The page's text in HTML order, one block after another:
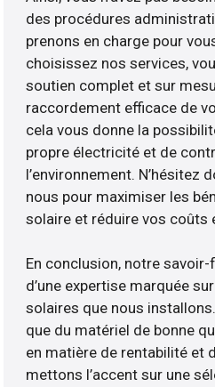
des procédures
prenons en charge pour
choisissez nos services,
soutien complet et sur
raccordement efficace de
cela vous donne la
propre électricité et de
l’environnement. N’hésitez
nous pour maximiser les
solaire et réduire vos coûts
En conclusion, notre savoir-
d’une expertise marquée
solaires que nous
que du matériel de bonne
en matière de rentabilité et
mettons l’accent sur une